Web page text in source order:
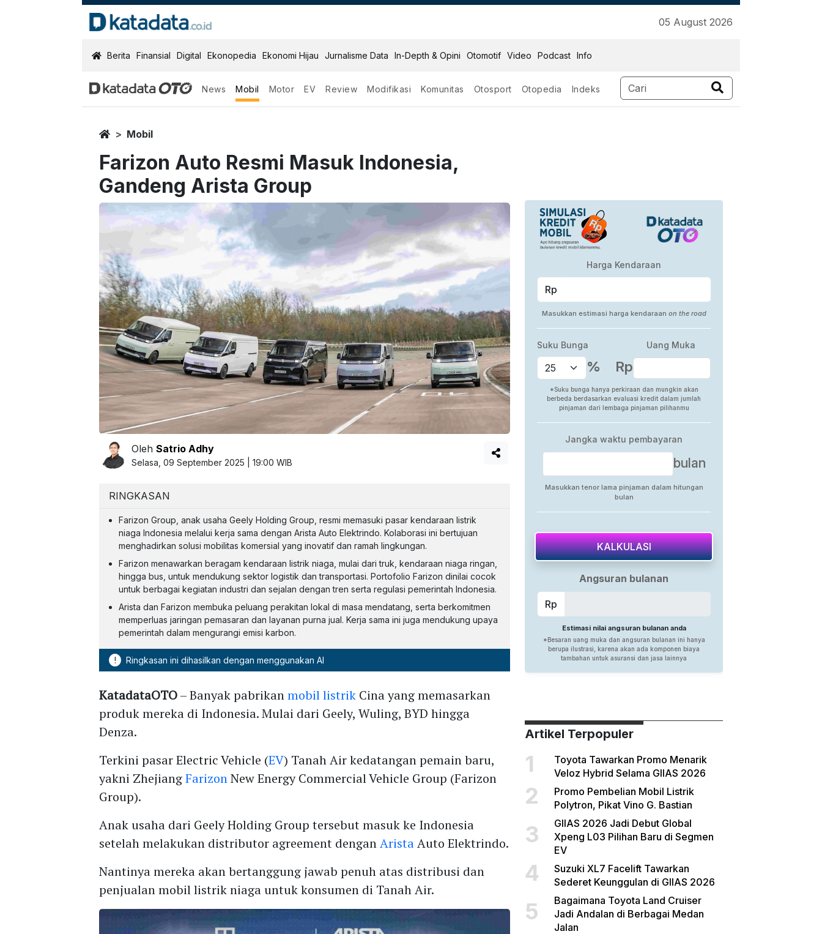
05 August 2026
KatadataOTO
Berita Finansial Digital Ekonopedia Ekonomi Hijau Jurnalisme Data In-Depth & Opini Otomotif Video Podcast Info
News Mobil Motor EV Review Modifikasi Komunitas Otosport Otopedia Indeks
HomeMobil
Farizon Auto Resmi Masuk Indonesia,
Gandeng Arista Group
OlehSatrio Adhy
Selasa, 09 September 2025 | 19:00 WIB
RINGKASAN
Farizon Group, anak usaha Geely Holding Group, resmi memasuki pasar kendaraan listrik
niaga Indonesia melalui kerja sama dengan Arista Auto Elektrindo. Kolaborasi ini bertujuan
menghadirkan solusi mobilitas komersial yang inovatif dan ramah lingkungan.
Farizon menawarkan beragam kendaraan listrik niaga, mulai dari truk, kendaraan niaga ringan,
hingga bus, untuk mendukung sektor logistik dan transportasi. Portofolio Farizon dinilai cocok
untuk berbagai kegiatan industri dan sejalan dengan tren serta regulasi pemerintah Indonesia.
Arista dan Farizon membuka peluang perakitan lokal di masa mendatang, serta berkomitmen
memperluas jaringan pemasaran dan layanan purna jual. Kerja sama ini juga mendukung upaya
pemerintah dalam mengurangi emisi karbon.
! Ringkasan ini dihasilkan dengan menggunakan AI
KatadataOTO– Banyak pabrikanmobil listrik Cina yang memasarkan
produk mereka di Indonesia. Mulai dari Geely, Wuling, BYD hingga
Denza.
Terkini pasar Electric Vehicle (EV) Tanah Air kedatangan pemain baru,
yakni ZhejiangFarizonNew Energy Commercial Vehicle Group (Farizon
Group).
Anak usaha dari Geely Holding Group tersebut masuk ke Indonesia
setelah melakukan distributor agreement denganAristaAuto Elektrindo.
Nantinya mereka akan bertanggung jawab penuh atas distribusi dan
penjualan mobil listrik niaga untuk konsumen di Tanah Air.
Artikel Terpopuler
1
Toyota Tawarkan Promo Menarik
Veloz Hybrid Selama GIIAS 2026
2
Promo Pembelian Mobil Listrik
Polytron, Pikat Vino G. Bastian
3
GIIAS 2026 Jadi Debut Global
Xpeng L03 Pilihan Baru di Segmen
EV
4
Suzuki XL7 Facelift Tawarkan
Sederet Keunggulan di GIIAS 2026
5
Bagaimana Toyota Land Cruiser
Jadi Andalan di Berbagai Medan
Jalan